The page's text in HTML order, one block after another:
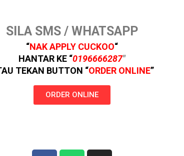
SILA SMS / WHATSAPP
“NAK APPLY CUCKOO“
HANTAR KE “0196666287″
TEKAN BUTTON “ORDER ONLINE”
ORDER ONLINE